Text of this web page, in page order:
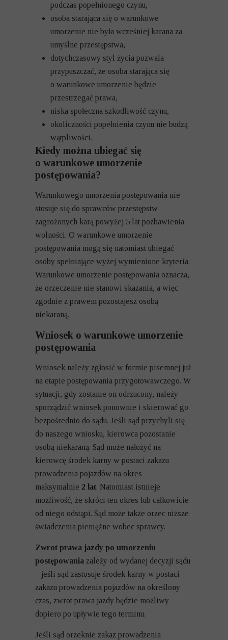
podczas popełnionego czynu,
osoba starająca się o warunkowe
umorzenie nie była wcześniej karana za
umyślne przestępstwa,
dotychczasowy styl życia pozwala
przypuszczać, że osoba starająca się
o warunkowe umorzenie będzie
przestrzegać prawa,
niska społeczna szkodliwość czynu,
okoliczności popełnienia czynu nie budzą
wątpliwości.
Kiedy można ubiegać się
o warunkowe umorzenie
postępowania?
Warunkowego umorzenia postępowania nie
stosuje się do sprawców przestępstw
zagrożonych karą powyżej 5 lat pozbawienia
wolności. O warunkowe umorzenie
postępowania mogą się natomiast ubiegać
osoby spełniające wyżej wymienione kryteria.
Warunkowe umorzenie postępowania oznacza,
że orzeczenie nie stanowi skazania, a więc
zgodnie z prawem pozostajesz osobą
niekaraną.
Wniosek o warunkowe umorzenie
postępowania
Wniosek należy zgłosić w formie pisemnej już
na etapie postępowania przygotowawczego. W
sytuacji, gdy zostanie on odrzucony, należy
sporządzić wniosek ponownie i skierować go
bezpośrednio do sądu. Jeśli sąd przychyli się
do naszego wniosku, kierowca pozostanie
osobą niekaraną. Sąd może nałożyć na
kierowcę środek karny w postaci zakazu
prowadzenia pojazdów na okres
maksymalnie 2 lat. Natomiast istnieje
możliwość, że skróci ten okres lub całkowicie
od niego odstąpi. Sąd może także orzec niższe
świadczenia pieniężne wobec sprawcy.
Zwrot prawa jazdy po umorzeniu
postępowania zależy od wydanej decyzji sądu
– jeśli sąd zastosuje środek karny w postaci
zakazu prowadzenia pojazdów na określony
czas, zwrot prawa jazdy będzie możliwy
dopiero po upływie tego terminu.
Jeśli sąd orzeknie zakaz prowadzenia